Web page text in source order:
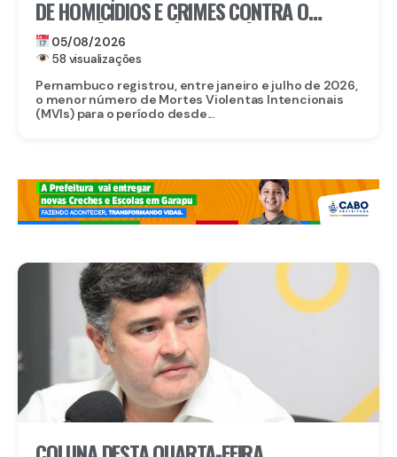
DE HOMICÍDIOS E CRIMES CONTRA O
PATRIMÔNIO DA SÉRIE HISTÓRICA NOS
SETE PRIMEIROS MESES DE 2026
05/08/2026
58 visualizações
Pernambuco registrou, entre janeiro e julho de 2026,
o menor número de Mortes Violentas Intencionais
(MVIs) para o período desde...